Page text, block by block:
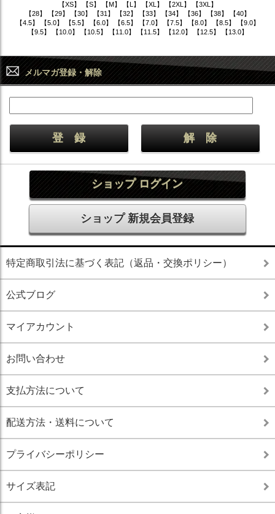
【XS】 【S】 【M】 【L】 【XL】 【2XL】 【3XL】
【28】 【29】 【30】 【31】 【32】 【33】 【34】 【36】 【38】 【40】
【4.5】 【5.0】 【5.5】 【6.0】 【6.5】 【7.0】 【7.5】 【8.0】 【8.5】 【9.0】
【9.5】 【10.0】 【10.5】 【11.0】 【11.5】 【12.0】 【12.5】 【13.0】
メルマガ登録・解除
ショップ ログイン
ショップ 新規会員登録
特定商取引法に基づく表記（返品・交換ポリシー）
公式ブログ
マイアカウント
お問い合わせ
支払方法について
配送方法・送料について
プライバシーポリシー
サイズ表記